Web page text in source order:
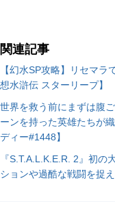
関連記事
【幻水SP攻略】リセマ
想水滸伝 スターリープ】
世界を救う前にまずは腹
ーンを持った英雄たちが
ディー#1448】
『S.T.A.L.K.E.R. 2』初
ションや過酷な戦闘を捉